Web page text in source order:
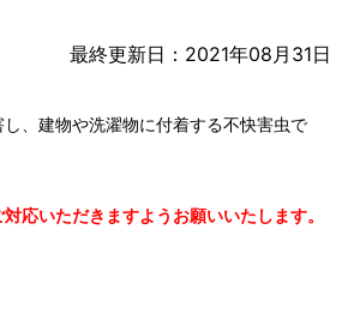
最終更新日：2021年08月31日
、建物や洗濯物に付着する不快害虫で
応いただきますようお願いいたします。